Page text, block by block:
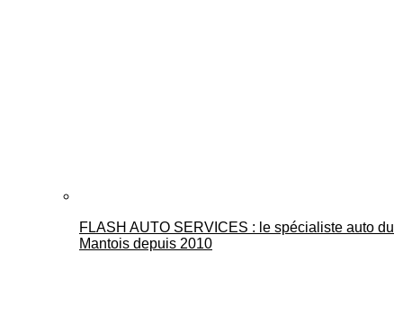
FLASH AUTO SERVICES : le spécialiste auto du
Mantois depuis 2010